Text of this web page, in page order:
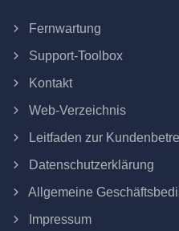
Fernwartung
Support-Toolbox
Kontakt
Web-Verzeichnis
Leitfaden zur
Datenschutzerklärung
Allgemeine
Impressum